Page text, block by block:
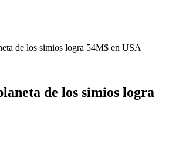
de los simios logra 54M$ en USA
de los simios logra